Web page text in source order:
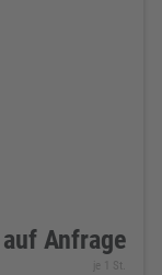
auf Anfrage
je 1 St.